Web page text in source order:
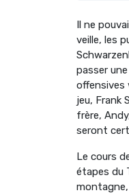
Il ne
veille, les
passer
offensives
jeu, Frank
frère,
seront
Le cours
étapes du